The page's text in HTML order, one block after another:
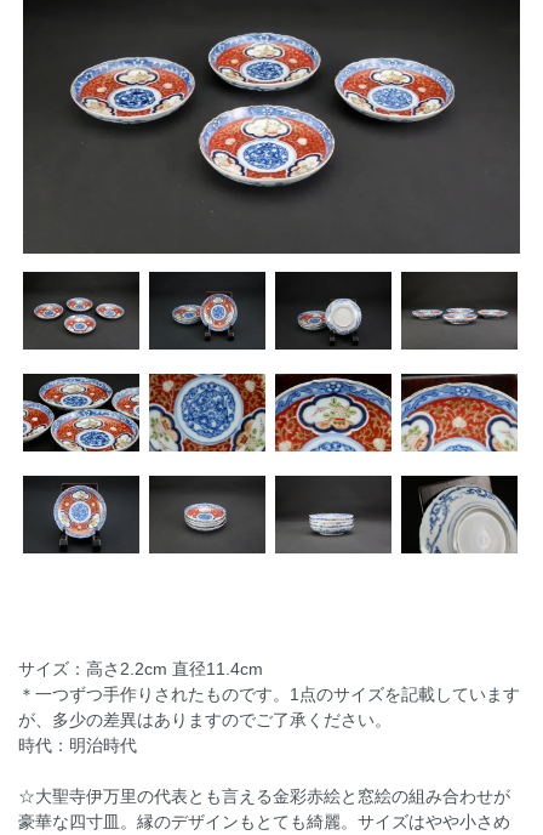
サイズ：高さ2.2cm 直径11.4cm
＊一つずつ手作りされたものです。1点のサイズを記載しています
が、多少の差異はありますのでご了承ください。
時代：明治時代
☆大聖寺伊万里の代表とも言える金彩赤絵と窓絵の組み合わせが
豪華な四寸皿。縁のデザインもとても綺麗。サイズはやや小さめ